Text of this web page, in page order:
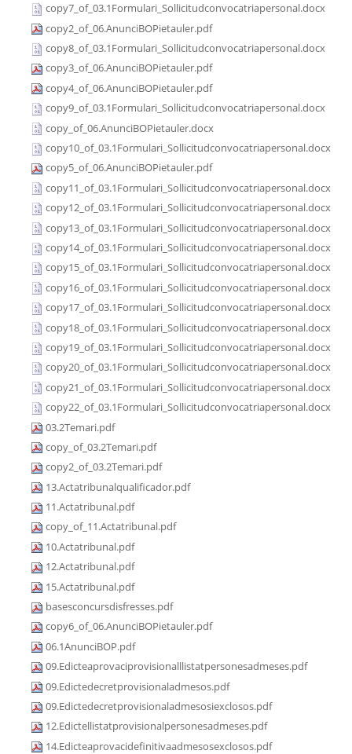
copy7_of_03.1Formulari_Sollicitudconvocatriapersonal.docx
copy2_of_06.AnunciBOPietauler.pdf
copy8_of_03.1Formulari_Sollicitudconvocatriapersonal.docx
copy3_of_06.AnunciBOPietauler.pdf
copy4_of_06.AnunciBOPietauler.pdf
copy9_of_03.1Formulari_Sollicitudconvocatriapersonal.docx
copy_of_06.AnunciBOPietauler.docx
copy10_of_03.1Formulari_Sollicitudconvocatriapersonal.docx
copy5_of_06.AnunciBOPietauler.pdf
copy11_of_03.1Formulari_Sollicitudconvocatriapersonal.docx
copy12_of_03.1Formulari_Sollicitudconvocatriapersonal.docx
copy13_of_03.1Formulari_Sollicitudconvocatriapersonal.docx
copy14_of_03.1Formulari_Sollicitudconvocatriapersonal.docx
copy15_of_03.1Formulari_Sollicitudconvocatriapersonal.docx
copy16_of_03.1Formulari_Sollicitudconvocatriapersonal.docx
copy17_of_03.1Formulari_Sollicitudconvocatriapersonal.docx
copy18_of_03.1Formulari_Sollicitudconvocatriapersonal.docx
copy19_of_03.1Formulari_Sollicitudconvocatriapersonal.docx
copy20_of_03.1Formulari_Sollicitudconvocatriapersonal.docx
copy21_of_03.1Formulari_Sollicitudconvocatriapersonal.docx
copy22_of_03.1Formulari_Sollicitudconvocatriapersonal.docx
03.2Temari.pdf
copy_of_03.2Temari.pdf
copy2_of_03.2Temari.pdf
13.Actatribunalqualificador.pdf
11.Actatribunal.pdf
copy_of_11.Actatribunal.pdf
10.Actatribunal.pdf
12.Actatribunal.pdf
15.Actatribunal.pdf
basesconcursdisfresses.pdf
copy6_of_06.AnunciBOPietauler.pdf
06.1AnunciBOP.pdf
09.Edicteaprovaciprovisionalllistatpersonesadmeses.pdf
09.Edictedecretprovisionaladmesos.pdf
09.Edictedecretprovisionaladmesosiexclosos.pdf
12.Edictellistatprovisionalpersonesadmeses.pdf
14.Edicteaprovacidefinitivaadmesosexclosos.pdf